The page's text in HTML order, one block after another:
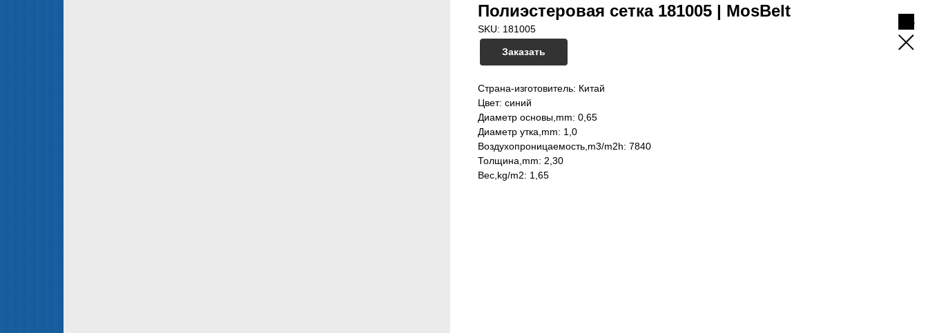
Полиэстеровая сетка 181005 | MosBelt
SKU: 181005
Заказать
Страна-изготовитель: Китай
Цвет: синий
Диаметр основы,mm: 0,65
Диаметр утка,mm: 1,0
Воздухопроницаемость,m3/m2h: 7840
Толщина,mm: 2,30
Вес,kg/m2: 1,65